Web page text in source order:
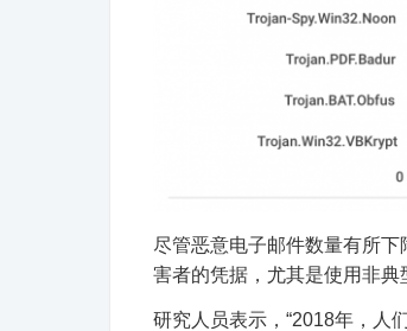
尽管恶意电子邮件数量有所
害者的凭据，尤其是使用非典
研究人员表示，“2018年，人